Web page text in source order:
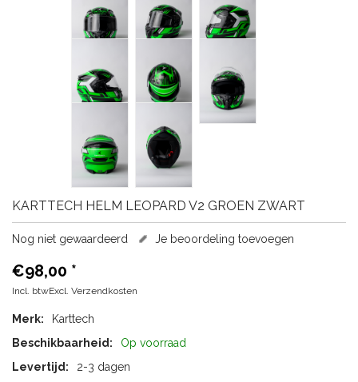
KARTTECH HELM LEOPARD V2 GROEN ZWART
Nog niet gewaardeerd Je beoordeling toevoegen
€98,00 *
Incl. btwExcl. Verzendkosten
Merk:
Karttech
Beschikbaarheid:
Op voorraad
Levertijd:
2-3 dagen